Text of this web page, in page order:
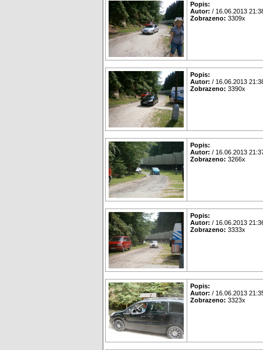
Popis:
Autor: / 16.06.2013
Zobrazeno: 3309x
Popis:
Autor: / 16.06.2013
Zobrazeno: 3390x
Popis:
Autor: / 16.06.2013
Zobrazeno: 3266x
Popis:
Autor: / 16.06.2013
Zobrazeno: 3333x
Popis:
Autor: / 16.06.2013
Zobrazeno: 3323x